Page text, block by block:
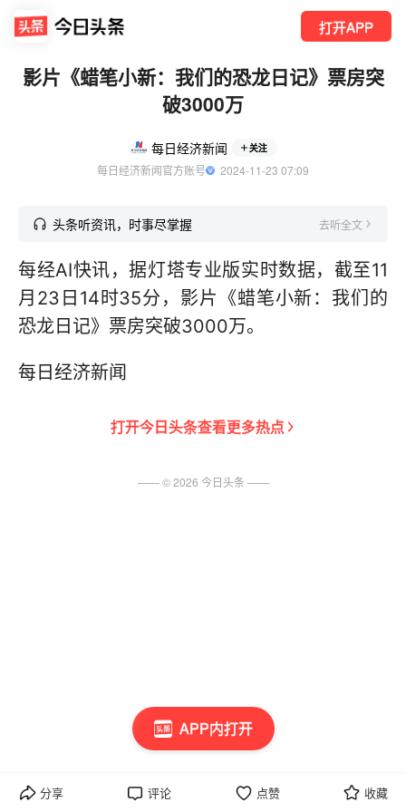
打开APP
APP内打开
影片《蜡笔小新：我们的恐龙日记》票房突
破3000万
每日经济新闻 关注
每日经济新闻官方账号
  2024-11-23 07:09
头条听资讯，时事尽掌握 去听全文
每经AI快讯，据灯塔专业版实时数据，截至11
月23日14时35分，影片《蜡笔小新：我们的
恐龙日记》票房突破3000万。
每日经济新闻
打开今日头条查看更多热点
分享 评论 点赞 收藏
—— ©2026 今日头条 ——